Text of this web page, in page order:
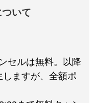
いて
セルは無料。以降
ますが、全額ポ